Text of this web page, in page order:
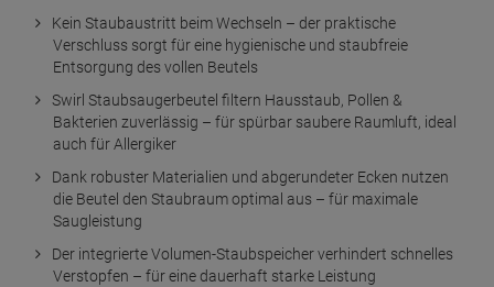
Kein Staubaustritt beim Wechseln – der praktische
Verschluss sorgt für eine hygienische und staubfreie
Entsorgung des vollen Beutels
Swirl Staubsaugerbeutel filtern Hausstaub, Pollen &
Bakterien zuverlässig – für spürbar saubere Raumluft, ideal
auch für Allergiker
Dank robuster Materialien und abgerundeter Ecken nutzen
die Beutel den Staubraum optimal aus – für maximale
Saugleistung
Der integrierte Volumen-Staubspeicher verhindert schnelles
Verstopfen – für eine dauerhaft starke Leistung